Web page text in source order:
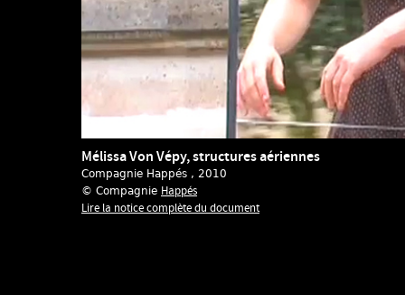
Mélissa Von Vépy, structures aériennes
Compagnie Happés , 2010
© Compagnie Happés
Lire la notice complète du document